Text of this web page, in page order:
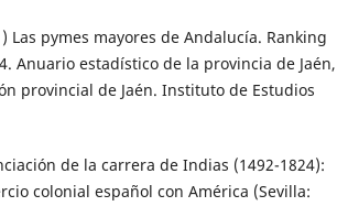
Las pymes mayores de Andalucía. Ranking
Anuario estadístico de la provincia de Jaén,
provincial de Jaén. Instituto de Estudios
de la carrera de Indias (1492-1824):
colonial español con América (Sevilla: